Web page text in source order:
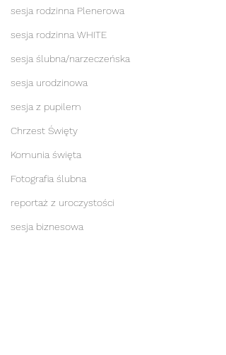
sesja rodzinna Plenerowa
sesja rodzinna WHITE
sesja ślubna/narzeczeńska
sesja urodzinowa
sesja z pupilem
Chrzest Święty
Komunia święta
Fotografia ślubna
reportaż z uroczystości
sesja biznesowa